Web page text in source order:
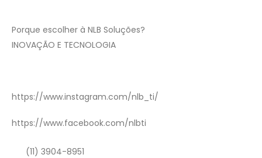
Porque escolher à NLB Soluções?
INOVAÇÃO E TECNOLOGIA
https://www.instagram.com/nlb_ti/
https://www.facebook.com/nlbti
(11) 3904-8951